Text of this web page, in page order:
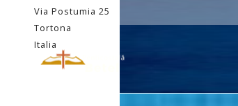
Via Postumia 25
Tortona
Italia